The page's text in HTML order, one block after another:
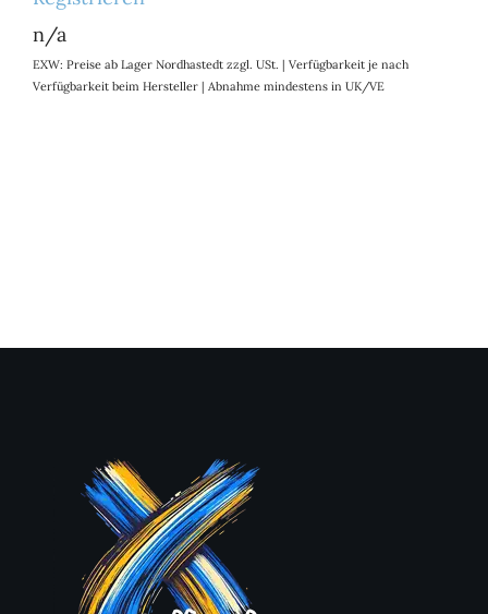
n/a
EXW: Preise ab Lager Nordhastedt zzgl. USt. | Verfügbarkeit je nach
Verfügbarkeit beim Hersteller | Abnahme mindestens in UK/VE